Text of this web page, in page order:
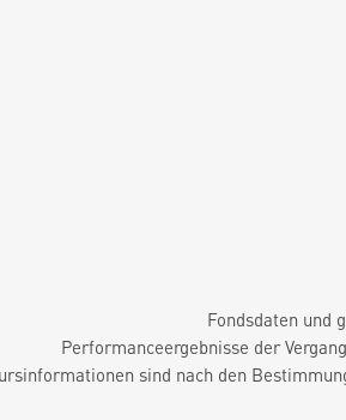
Fondsdaten und
Performanceergebnisse der
sind nach den